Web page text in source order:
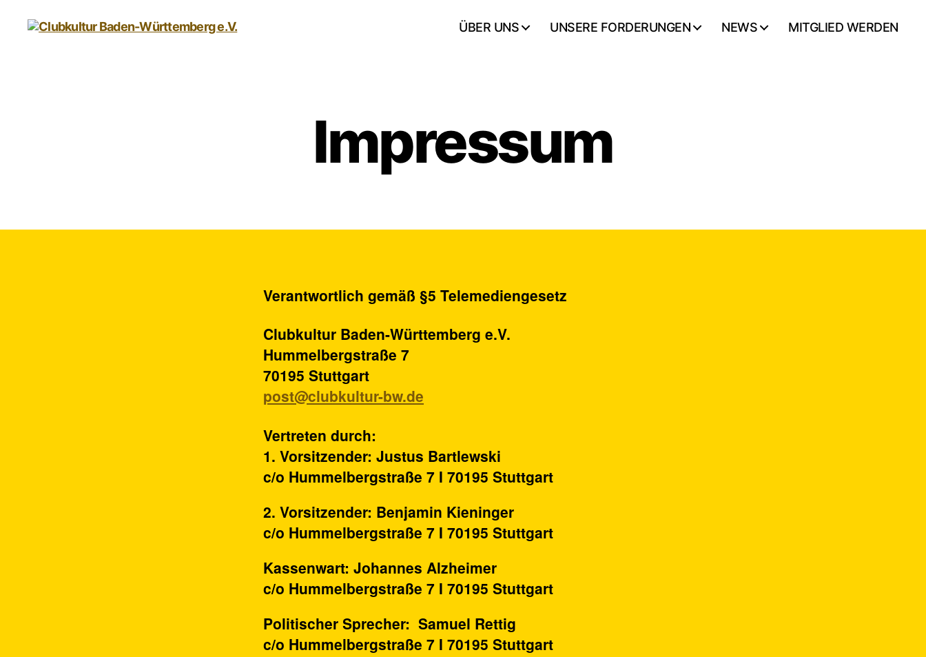
ÜBER UNS UNSERE FORDERUNGEN NEWS MITGLIED WERDEN
Impressum
Verantwortlich gemäß §5 Telemediengesetz
Clubkultur Baden-Württemberg e.V.
Hummelbergstraße 7
70195 Stuttgart
post@clubkultur-bw.de
Vertreten durch:
1. Vorsitzender: Justus Bartlewski
c/o Hummelbergstraße 7 I 70195 Stuttgart
2. Vorsitzender: Benjamin Kieninger
c/o Hummelbergstraße 7 I 70195 Stuttgart
Kassenwart: Johannes Alzheimer
c/o Hummelbergstraße 7 I 70195 Stuttgart
Politischer Sprecher: Samuel Rettig
c/o Hummelbergstraße 7 I 70195 Stuttgart